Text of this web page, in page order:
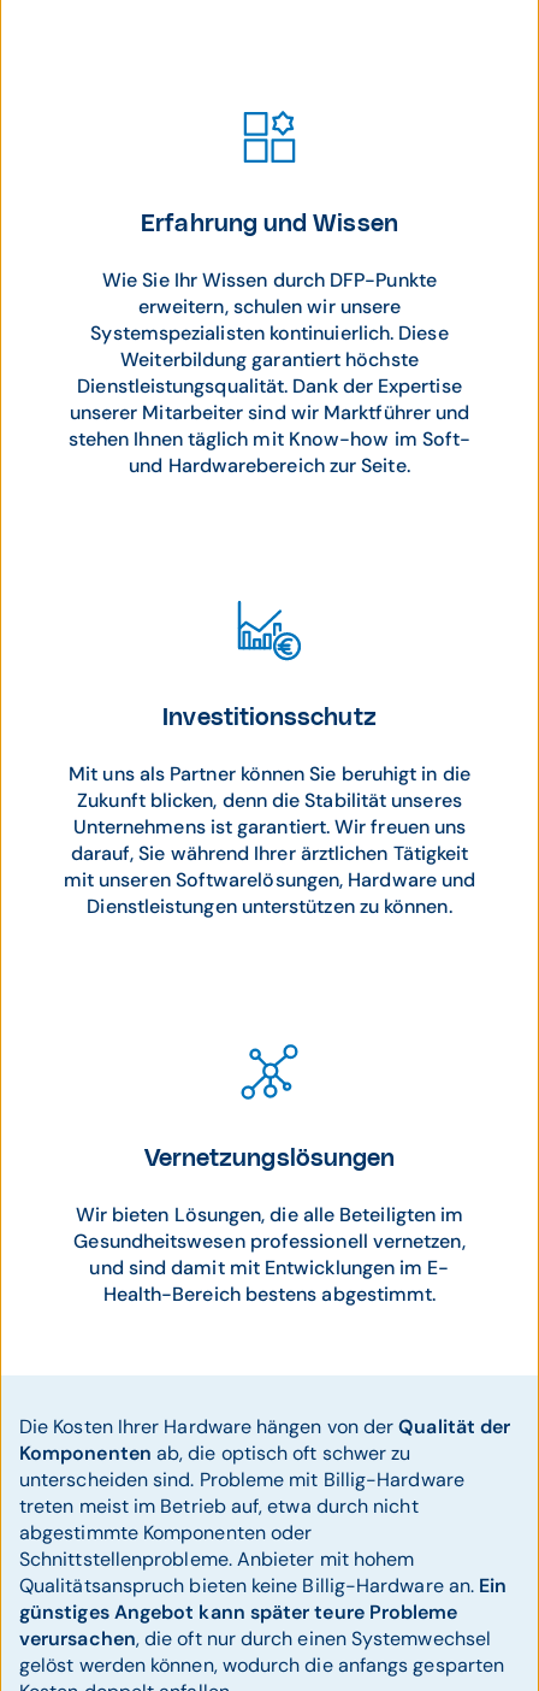
Erfahrung und Wissen
Wie Sie Ihr Wissen durch DFP-Punkte
erweitern, schulen wir unsere
Systemspezialisten kontinuierlich. Diese
Weiterbildung garantiert höchste
Dienstleistungsqualität. Dank der Expertise
unserer Mitarbeiter sind wir Marktführer und
stehen Ihnen täglich mit Know-how im Soft-
und Hardwarebereich zur Seite.
Investitionsschutz
Mit uns als Partner können Sie beruhigt in die
Zukunft blicken, denn die Stabilität unseres
Unternehmens ist garantiert. Wir freuen uns
darauf, Sie während Ihrer ärztlichen Tätigkeit
mit unseren Softwarelösungen, Hardware und
Dienstleistungen unterstützen zu können.
Vernetzungslösungen
Wir bieten Lösungen, die alle Beteiligten im
Gesundheitswesen professionell vernetzen,
und sind damit mit Entwicklungen im E-
Health-Bereich bestens abgestimmt.
Die Kosten Ihrer Hardware hängen von derQualität der
Komponenten ab, die optisch oft schwer zu
unterscheiden sind. Probleme mit Billig-Hardware
treten meist im Betrieb auf, etwa durch nicht
abgestimmte Komponenten oder
Schnittstellenprobleme. Anbieter mit hohem
Qualitätsanspruch bieten keine Billig-Hardware an. Ein
günstiges Angebot kann später teure Probleme
verursachen, die oft nur durch einen Systemwechsel
gelöst werden können, wodurch die anfangs gesparten